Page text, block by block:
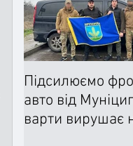
Підсилюємо
авто від
варти вирушає